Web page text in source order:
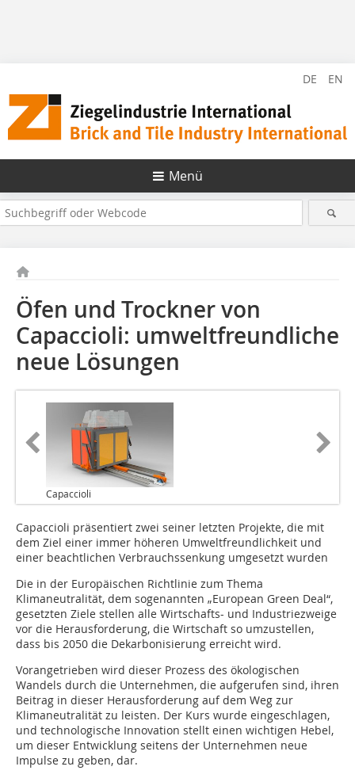
DE EN
Menü
Öfen und Trockner von
Capaccioli: umweltfreundliche
neue Lösungen
Capaccioli
Capaccioli präsentiert zwei seiner letzten Projekte, die mit
dem Ziel einer immer höheren Umweltfreundlichkeit und
einer beachtlichen Verbrauchssenkung umgesetzt wurden
Die in der Europäischen Richtlinie zum Thema
Klimaneutralität, dem sogenannten „European Green Deal“,
gesetzten Ziele stellen alle Wirtschafts- und Industriezweige
vor die Herausforderung, die Wirtschaft so umzustellen,
dass bis 2050 die Dekarbonisierung erreicht wird.
Vorangetrieben wird dieser Prozess des ökologischen
Wandels durch die Unternehmen, die aufgerufen sind, ihren
Beitrag in dieser Herausforderung auf dem Weg zur
Klimaneutralität zu leisten. Der Kurs wurde eingeschlagen,
und technologische Innovation stellt einen wichtigen Hebel,
um dieser Entwicklung seitens der Unternehmen neue
Impulse zu geben, dar.